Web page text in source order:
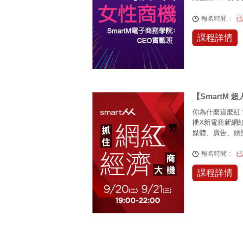
報名時間：
課程詳情
【SmartM 超
你為什麼這麼紅
播X新電商新網
媒體、廣告、娛
報名時間：
課程詳情